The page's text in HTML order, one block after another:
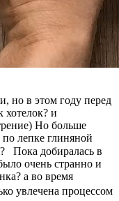
но в этом году перед
и
Но больше
по лепке глиняной
добиралась в
очень странно и
а во время
увлечена процессом